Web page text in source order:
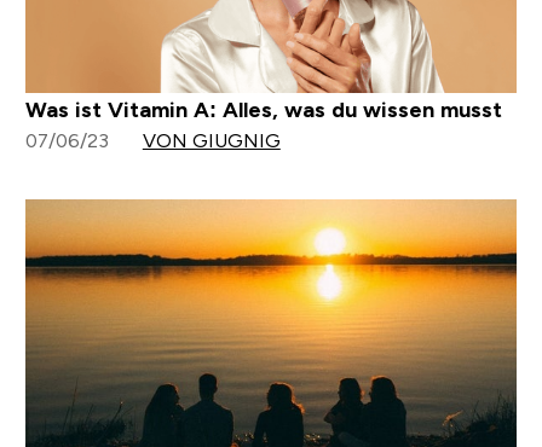
Was ist Vitamin A: Alles, was du wissen musst
07/06/23 VON GIUGNIG